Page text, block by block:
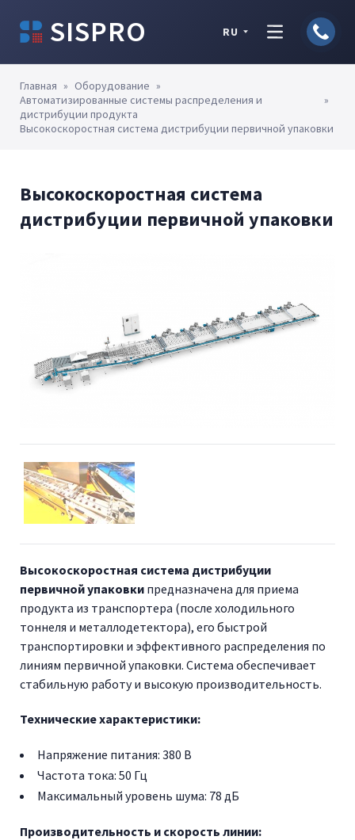
SISPRO RU
Главная » Оборудование »
Автоматизированные системы распределения и
дистрибуции продукта
»
Высокоскоростная система дистрибуции первичной упаковки
Высокоскоростная система
дистрибуции первичной упаковки
Высокоскоростная система дистрибуции
первичной упаковки предназначена для приема
продукта из транспортера (после холодильного
тоннеля и металлодетектора), его быстрой
транспортировки и эффективного распределения по
линиям первичной упаковки. Система обеспечивает
стабильную работу и высокую производительность.
Технические характеристики:
Напряжение питания: 380 В
Частота тока: 50 Гц
Максимальный уровень шума: 78 дБ
Производительность и скорость линии: